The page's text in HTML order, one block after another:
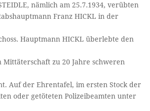
nämlich am 25.7.1934, verübten
Franz HICKL in der
Hauptmann HICKL überlebte den
zu 20 Jahre schweren
Auf der Ehrentafel, im ersten Stock der
oder getöteten Polizeibeamten unter